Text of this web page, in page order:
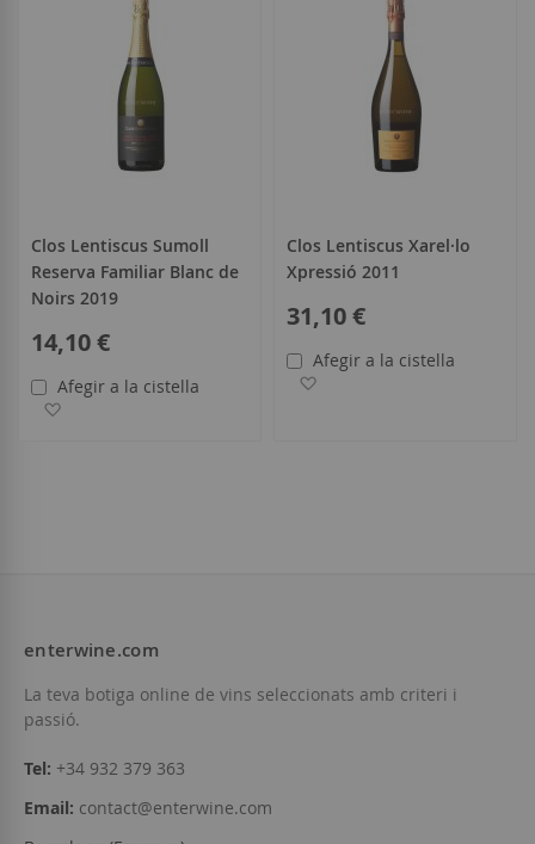
Clos Lentiscus Sumoll
Reserva Familiar Blanc de
Noirs 2019
14,10 €
Afegir a la cistella
Clos Lentiscus Xarel·lo
Xpressió 2011
31,10 €
Afegir a la cistella
enterwine.com
La teva botiga online de vins seleccionats amb criteri i
passió.
Tel: +34 932 379 363
Email: contact@enterwine.com